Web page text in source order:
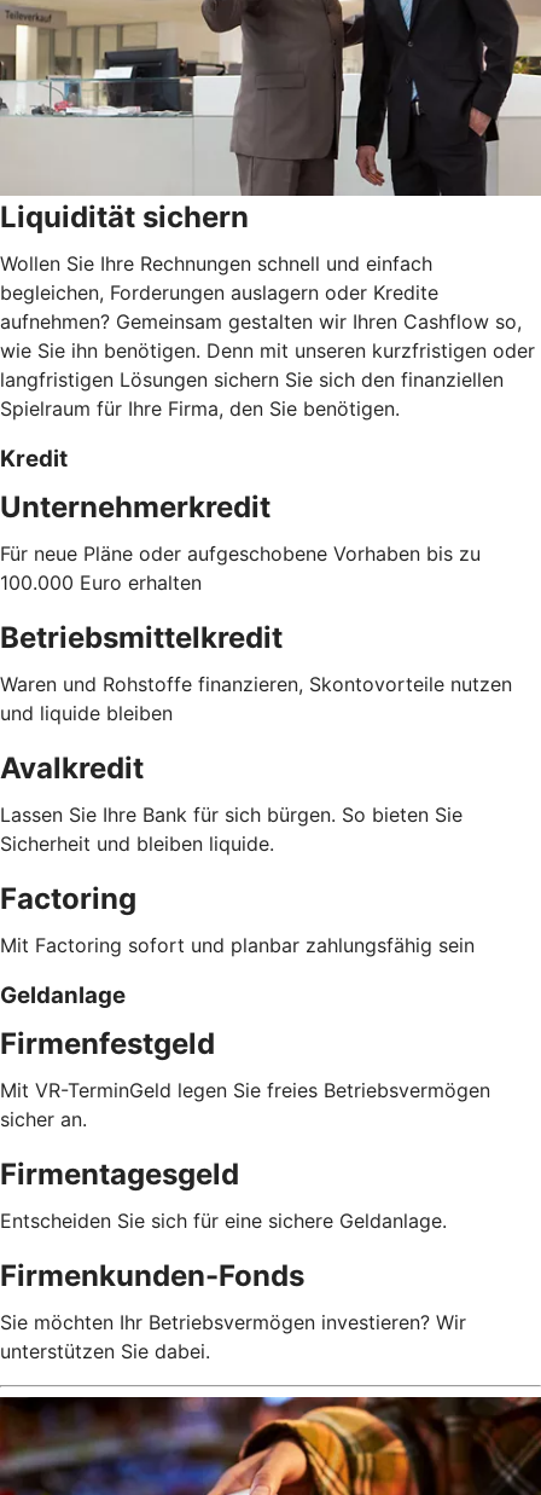
Liquidität sichern
Wollen Sie Ihre Rechnungen schnell und einfach
begleichen, Forderungen auslagern oder Kredite
aufnehmen? Gemeinsam gestalten wir Ihren Cashflow so,
wie Sie ihn benötigen. Denn mit unseren kurzfristigen oder
langfristigen Lösungen sichern Sie sich den finanziellen
Spielraum für Ihre Firma, den Sie benötigen.
Kredit
Unternehmerkredit
Für neue Pläne oder aufgeschobene Vorhaben bis zu
100.000 Euro erhalten
Betriebsmittelkredit
Waren und Rohstoffe finanzieren, Skontovorteile nutzen
und liquide bleiben
Avalkredit
Lassen Sie Ihre Bank für sich bürgen. So bieten Sie
Sicherheit und bleiben liquide.
Factoring
Mit Factoring sofort und planbar zahlungsfähig sein
Geldanlage
Firmenfestgeld
Mit VR-TerminGeld legen Sie freies Betriebsvermögen
sicher an.
Firmentagesgeld
Entscheiden Sie sich für eine sichere Geldanlage.
Firmenkunden-Fonds
Sie möchten Ihr Betriebsvermögen investieren? Wir
unterstützen Sie dabei.